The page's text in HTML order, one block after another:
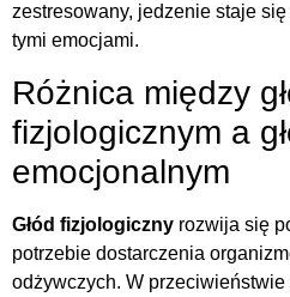
zestresowany, jedzenie staje
tymi emocjami.
Różnica między
fizjologicznym a
emocjonalnym
Głód fizjologiczny rozwija się
potrzebie dostarczenia
odżywczych. W przeciwieństwie